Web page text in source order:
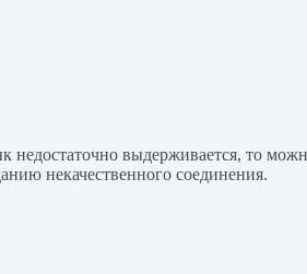
выдерживается, то
некачественного соединения.